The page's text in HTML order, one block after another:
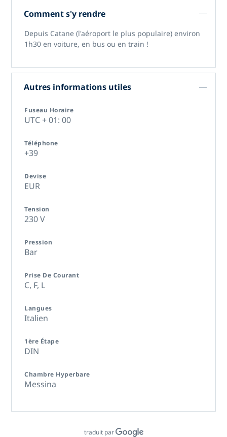
Comment s'y rendre
Depuis Catane (l'aéroport le plus populaire) environ
1h30 en voiture, en bus ou en train !
Autres informations utiles
Fuseau Horaire
UTC + 01: 00
Téléphone
+39
Devise
EUR
Tension
230 V
Pression
Bar
Prise De Courant
C, F, L
Langues
Italien
1ère Étape
DIN
Chambre Hyperbare
Messina
traduit par